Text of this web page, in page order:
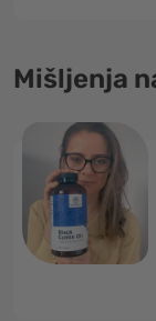
Mišljenja